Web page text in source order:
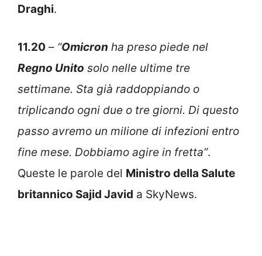
Draghi.
11.20 – “Omicron ha preso piede nel
Regno Unito solo nelle ultime tre
settimane. Sta già raddoppiando o
triplicando ogni due o tre giorni. Di questo
passo avremo un milione di infezioni entro
fine mese. Dobbiamo agire in fretta”.
Queste le parole del Ministro della Salute
britannico Sajid Javid a SkyNews.